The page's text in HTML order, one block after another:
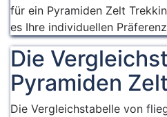
für ein Pyramiden Zelt
es Ihre individuellen
Die
Pyramiden
Die Vergleichstabelle von